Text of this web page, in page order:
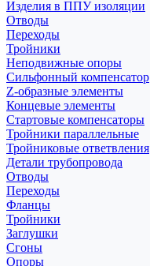
Изделия в ППУ изоляции
Отводы
Переходы
Тройники
Неподвижные опоры
Cильфонный компенсатор
Z-образные элементы
Концевые элементы
Стартовые компенсаторы
Тройники параллельные
Тройниковые ответвления
Детали трубопровода
Отводы
Переходы
Фланцы
Тройники
Заглушки
Сгоны
Опоры